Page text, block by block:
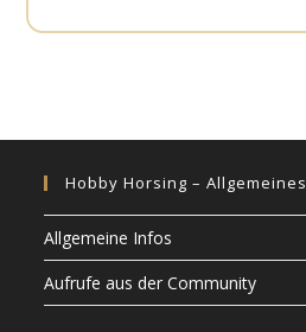
Hobby Horsing – Allgemeines
Allgemeine Infos
Aufrufe aus der Community